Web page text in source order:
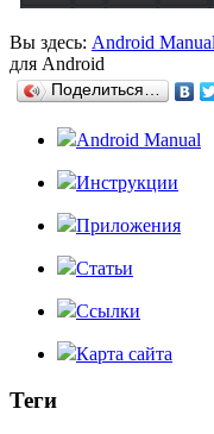
Вы здесь: Android Manual
для Android
Поделиться…
Android Manual
Инструкции
Приложения
Статьи
Ссылки
Карта сайта
Теги